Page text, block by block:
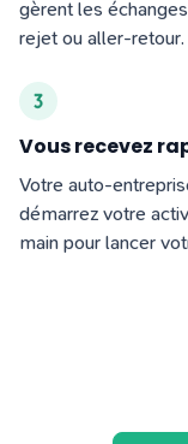
gèrent les
rejet ou aller-retour.
Vous recevez
Votre auto-
démarrez votre
main pour lancer